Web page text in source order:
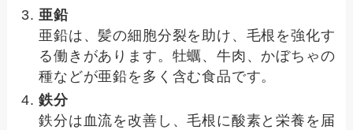
亜鉛
亜鉛は、髪の細胞分裂を助け、毛根を強化す
る働きがあります。牡蠣、牛肉、かぼちゃの
種などが亜鉛を多く含む食品です。
鉄分
鉄分は血流を改善し、毛根に酸素と栄養を届